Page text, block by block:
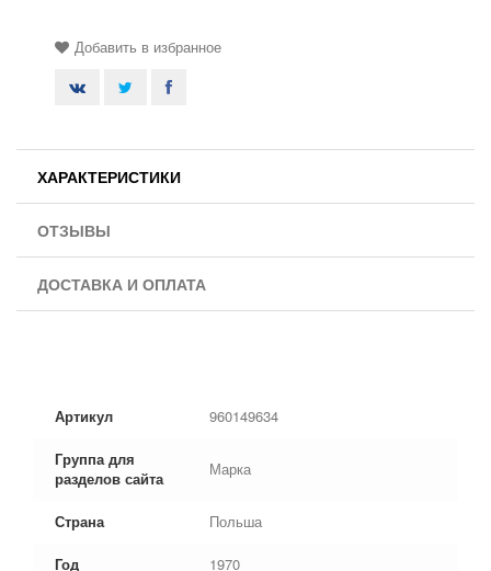
Добавить в избранное
ХАРАКТЕРИСТИКИ
ОТЗЫВЫ
ДОСТАВКА И ОПЛАТА
Артикул 960149634
Группа для
разделов сайта
Марка
Страна Польша
Год 1970